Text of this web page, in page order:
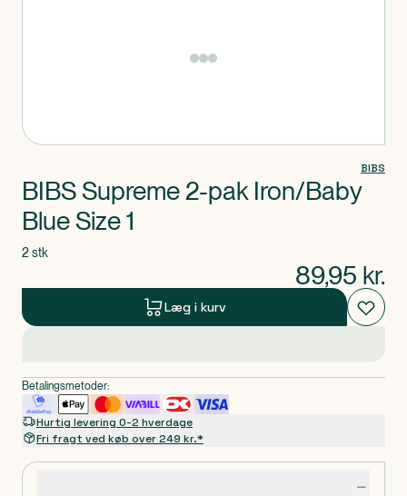
BIBS
BIBS Supreme 2-pak Iron/Baby
Blue Size 1
2 stk
89,95 kr.
Læg i kurv
Betalingsmetoder:
Hurtig levering 0-2 hverdage
Fri fragt ved køb over 249 kr.*